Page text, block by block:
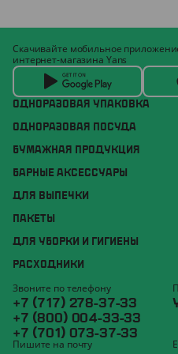
ОДНОРАЗОВАЯ УПАКОВКА
ОДНОРАЗОВАЯ ПОСУДА
БУМАЖНАЯ ПРОДУКЦИЯ
БАРНЫЕ АКСЕССУАРЫ
ДЛЯ ВЫПЕЧКИ
ПАКЕТЫ
ДЛЯ УБОРКИ И ГИГИЕНЫ
РАСХОДНИКИ
Скачивайте мобильное
интернет-магазина Yans
Звоните по телефону
+7 (717) 278-37-33
+7 (800) 004-33-33
+7 (701) 073-37-33
Пишите на почту